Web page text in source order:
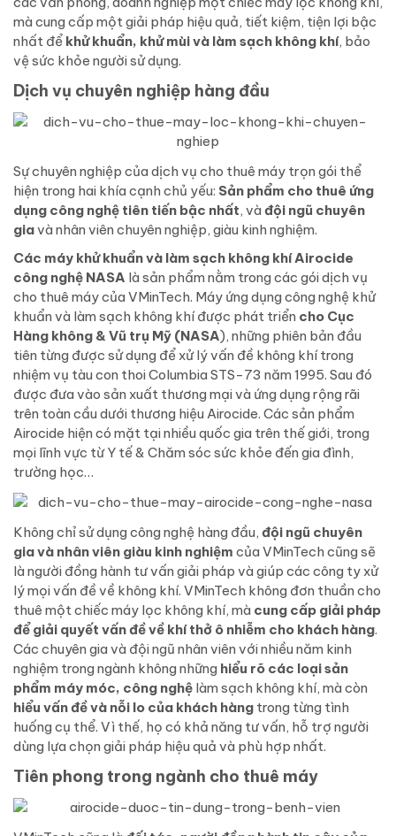
mà cung cấp một giải pháp hiệu quả, tiết kiệm, tiện lợi bậc
nhất để khử khuẩn, khử mùi và làm sạch không khí, bảo
vệ sức khỏe người sử dụng.
Dịch vụ chuyên nghiệp hàng đầu
Sự chuyên nghiệp của dịch vụ cho thuê máy trọn gói thể
hiện trong hai khía cạnh chủ yếu: Sản phẩm cho thuê ứng
dụng công nghệ tiên tiến bậc nhất, và đội ngũ chuyên
giavà nhân viên chuyên nghiệp, giàu kinh nghiệm.
Các máy khử khuẩn và làm sạch không khí Airocide
công nghệ NASA là sản phẩm nằm trong các gói dịch vụ
cho thuê máy của VMinTech. Máy ứng dụng công nghệ khử
khuẩn và làm sạch không khí được phát triển cho Cục
Hàng không & Vũ trụ Mỹ (NASA), những phiên bản đầu
tiên từng được sử dụng để xử lý vấn đề không khí trong
nhiệm vụ tàu con thoi Columbia STS-73 năm 1995. Sau đó
được đưa vào sản xuất thương mại và ứng dụng rộng rãi
trên toàn cầu dưới thương hiệu Airocide. Các sản phẩm
Airocide hiện có mặt tại nhiều quốc gia trên thế giới, trong
mọi lĩnh vực từ Y tế & Chăm sóc sức khỏe đến gia đình,
trường học…
Không chỉ sử dụng công nghệ hàng đầu, đội ngũ chuyên
gia và nhân viên giàu kinh nghiệm của VMinTech cũng sẽ
là người đồng hành tư vấn giải pháp và giúp các công ty xử
lý mọi vấn đề về không khí. VMinTech không đơn thuần cho
thuê một chiếc máy lọc không khí, mà cung cấp giải pháp
để giải quyết vấn đề về khí thở ô nhiễm cho khách hàng.
Các chuyên gia và đội ngũ nhân viên với nhiều năm kinh
nghiệm trong ngành không những hiểu rõ các loại sản
phẩm máy móc, công nghệ làm sạch không khí, mà còn
hiểu vấn đề và nỗi lo của khách hàng trong từng tình
huống cụ thể. Vì thế, họ có khả năng tư vấn, hỗ trợ người
dùng lựa chọn giải pháp hiệu quả và phù hợp nhất.
Tiên phong trong ngành cho thuê máy